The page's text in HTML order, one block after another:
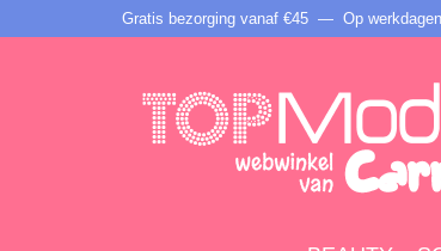
Gratis bezorging vanaf €45 — Op